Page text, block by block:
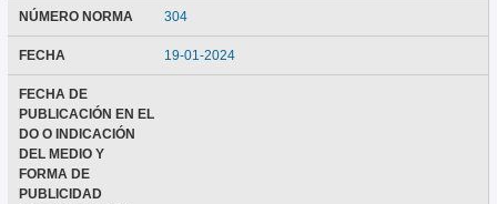
NÚMERO NORMA 304
FECHA 19-01-2024
FECHA DE
PUBLICACIÓN EN EL
DO O INDICACIÓN
DEL MEDIO Y
FORMA DE
PUBLICIDAD